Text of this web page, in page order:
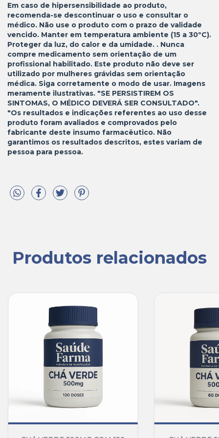
Em caso de hipersensibilidade ao produto,
recomenda-se descontinuar o uso e consultar o
médico. Não use o produto com o prazo de validade
vencido. Manter em temperatura ambiente (15 a 30ºC).
Proteger da luz, do calor e da umidade. . Nunca
compre medicamento sem orientação de um
profissional habilitado. Este produto não deve ser
utilizado por mulheres grávidas sem orientação
médica. Siga corretamente o modo de usar. Imagens
meramente ilustrativas. "SE PERSISTIREM OS
SINTOMAS, O MÉDICO DEVERÁ SER CONSULTADO".
"Os resultados e indicações referentes ao uso desse
produto foram avaliados e comprovados pelo
fabricante deste insumo farmacêutico. Não
garantimos os resultados descritos, estes variam de
pessoa para pessoa.
Produtos relacionados